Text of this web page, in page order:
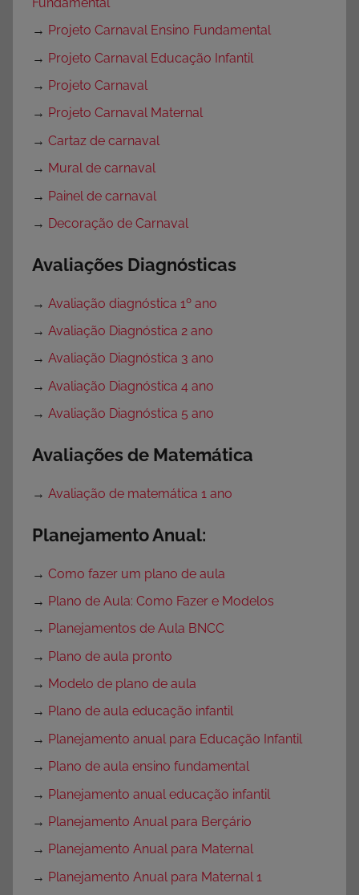
→ Projeto Carnaval Ensino Fundamental
→ Projeto Carnaval Educação Infantil
→ Projeto Carnaval
→ Projeto Carnaval Maternal
→ Cartaz de carnaval
→ Mural de carnaval
→ Painel de carnaval
→ Decoração de Carnaval
Avaliações Diagnósticas
→ Avaliação diagnóstica 1º ano
→ Avaliação Diagnóstica 2 ano
→ Avaliação Diagnóstica 3 ano
→ Avaliação Diagnóstica 4 ano
→ Avaliação Diagnóstica 5 ano
Avaliações de Matemática
→ Avaliação de matemática 1 ano
Planejamento Anual:
→ Como fazer um plano de aula
→ Plano de Aula: Como Fazer e Modelos
→ Planejamentos de Aula BNCC
→ Plano de aula pronto
→ Modelo de plano de aula
→ Plano de aula educação infantil
→ Planejamento anual para Educação Infantil
→ Plano de aula ensino fundamental
→ Planejamento anual educação infantil
→ Planejamento Anual para Berçário
→ Planejamento Anual para Maternal
→ Planejamento Anual para Maternal 1